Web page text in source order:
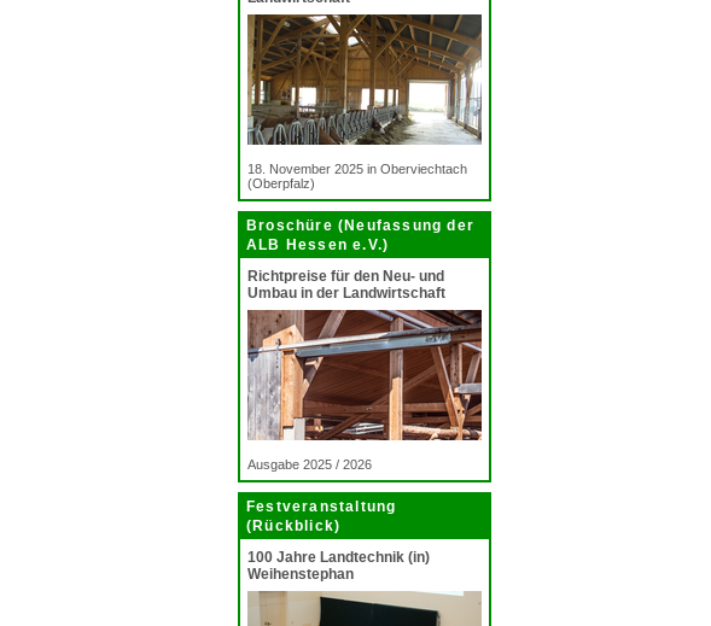
18. November 2025 in Oberviechtach
(Oberpfalz)
Broschüre (Neufassung der
ALB Hessen e.V.)
Richtpreise für den Neu- und
Umbau in der Landwirtschaft
Ausgabe 2025 / 2026
Festveranstaltung
(Rückblick)
100 Jahre Landtechnik (in)
Weihenstephan